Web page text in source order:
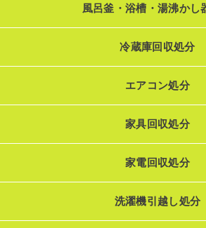
風呂釜・浴槽・湯沸かし
冷蔵庫回収処分
エアコン処分
家具回収処分
家電回収処分
洗濯機引越し処分